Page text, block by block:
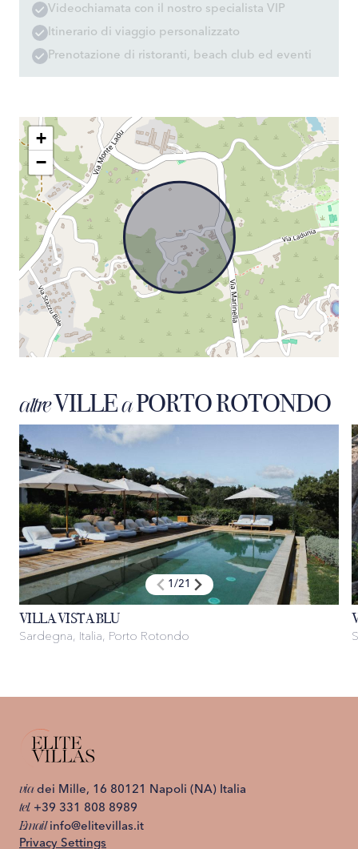
Videochiamata con il nostro specialista VIP
Itinerario di viaggio personalizzato
Prenotazione di ristoranti, beach club ed eventi
+
−
altreVILLEaPORTO ROTONDO
1 /21
VILLA VISTA BLU
Sardegna, Italia, Porto Rotondo
viadei Mille, 16 80121 Napoli (NA) Italia
tel. +39 331 808 8989
Email info@elitevillas.it
Privacy Settings